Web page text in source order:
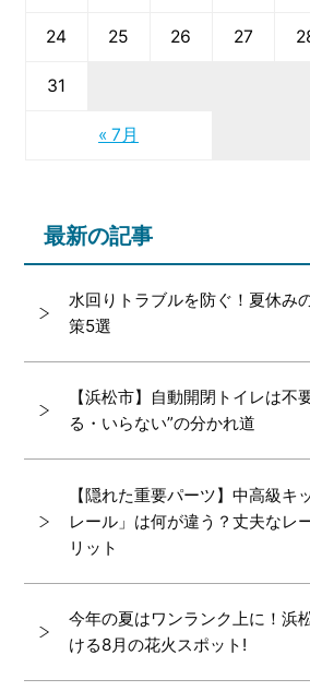
« 7月
24 25 26 27
31
最新の記事
水回りトラブルを防ぐ！夏休み
策5選
【浜松市】自動開閉トイレは不
る・いらない”の分かれ道
【隠れた重要パーツ】中高級キ
レール」は何が違う？丈夫なレ
リット
今年の夏はワンランク上に！浜
ける8月の花火スポット!